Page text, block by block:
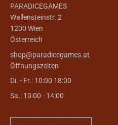
PARADICEGAMES
Wallensteinstr. 2
1200 Wien
Österreich
shop@paradicegames.at
Öffnungszeiten
Di. - Fr.: 10:00 18:00
Sa.: 10:00 - 14:00